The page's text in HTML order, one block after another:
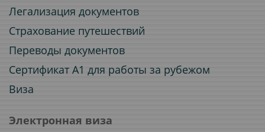
Легализация документов
Страхование путешествий
Переводы документов
Сертификат A1 для работы за рубежом
Виза
Электронная виза